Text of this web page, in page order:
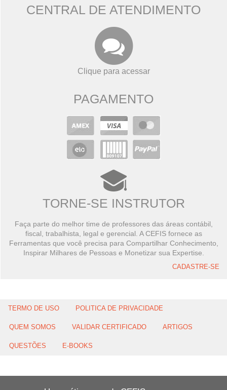
CENTRAL DE ATENDIMENTO
Clique para acessar
PAGAMENTO
TORNE-SE INSTRUTOR
Faça parte do melhor time de professores das áreas contábil,
fiscal, trabalhista, legal e gerencial. A CEFIS fornece as
Ferramentas que você precisa para Compartilhar Conhecimento,
Inspirar Milhares de Pessoas e Monetizar sua Expertise.
CADASTRE-SE
TERMO DE USO POLITICA DE PRIVACIDADE
QUEM SOMOS VALIDAR CERTIFICADO ARTIGOS
QUESTÕES E-BOOKS